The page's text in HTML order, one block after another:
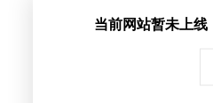
当前网站暂未上